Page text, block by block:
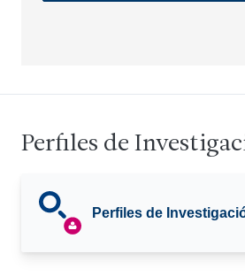
Perfiles de
Perfiles de